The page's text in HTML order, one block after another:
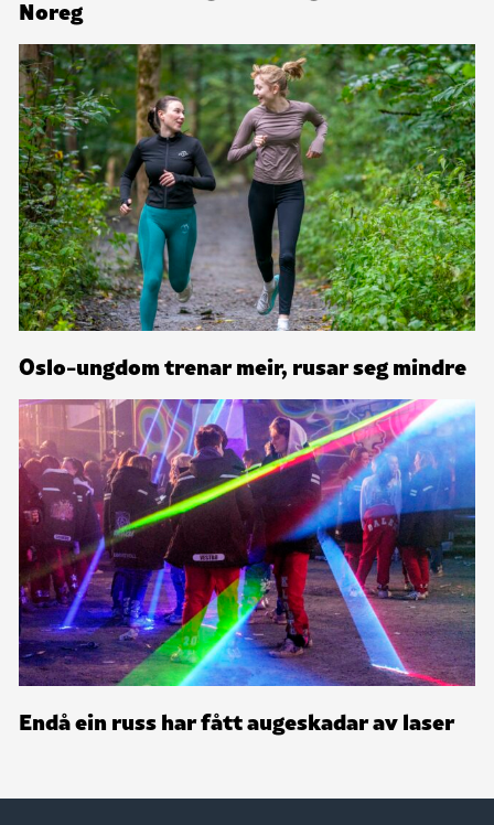
Noreg
Oslo-ungdom trenar meir, rusar seg mindre
Endå ein russ har fått augeskadar av laser